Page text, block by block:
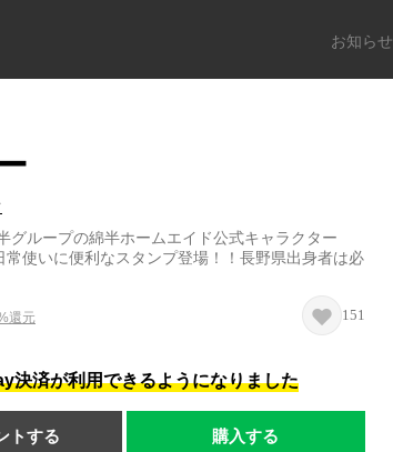
お知らせ
グループの綿半ホームエイド公式キャラクター
常使いに便利なスタンプ登場！！長野県出身者は必
還元 151
決済が利用できるようになりました
トする 購入する